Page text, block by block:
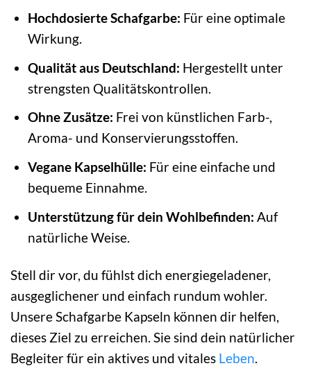
Hochdosierte Schafgarbe: Für eine optimale
Wirkung.
Qualität aus Deutschland: Hergestellt unter
strengsten Qualitätskontrollen.
Ohne Zusätze: Frei von künstlichen Farb-,
Aroma- und Konservierungsstoffen.
Vegane Kapselhülle: Für eine einfache und
bequeme Einnahme.
Unterstützung für dein Wohlbefinden: Auf
natürliche Weise.
Stell dir vor, du fühlst dich energiegeladener,
ausgeglichener und einfach rundum wohler.
Unsere Schafgarbe Kapseln können dir helfen,
dieses Ziel zu erreichen. Sie sind dein natürlicher
Begleiter für ein aktives und vitales Leben.